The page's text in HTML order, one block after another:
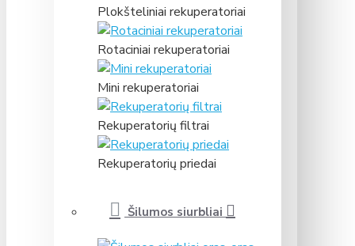
Plokšteliniai rekuperatoriai
Rotaciniai rekuperatoriai
Mini rekuperatoriai
Rekuperatorių filtrai
Rekuperatorių priedai
Šilumos siurbliai